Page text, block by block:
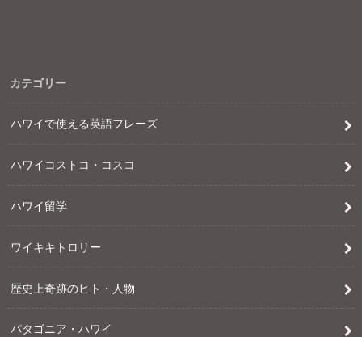
カテゴリー
ハワイで使える英語フレーズ
ハワイコストコ・コスコ
ハワイ留学
ワイキキトロリー
歴史上奇跡のヒト・人物
パタゴニア・ハワイ